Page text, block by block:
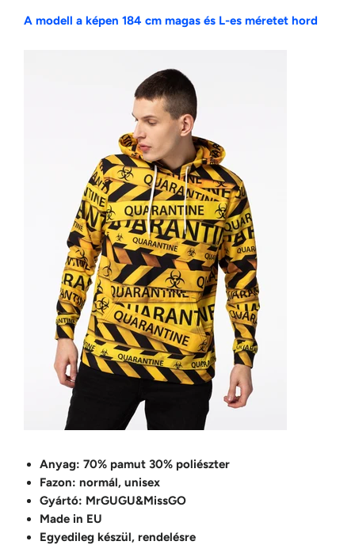
A modell a képen 184 cm magas és L-es méretet hord
Anyag: 70% pamut 30% poliészter
Fazon: normál, unisex
Gyártó: MrGUGU&MissGO
Made in EU
Egyedileg készül, rendelésre